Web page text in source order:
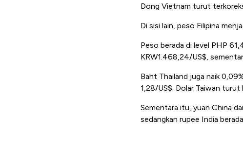
Dong Vietnam turut
Di sisi lain, peso Filipina
Peso berada di level PHP
KRW1.468,24/US$,
Baht Thailand juga naik
1,28/US$. Dolar Taiwan
Sementara itu, yuan China
sedangkan rupee India